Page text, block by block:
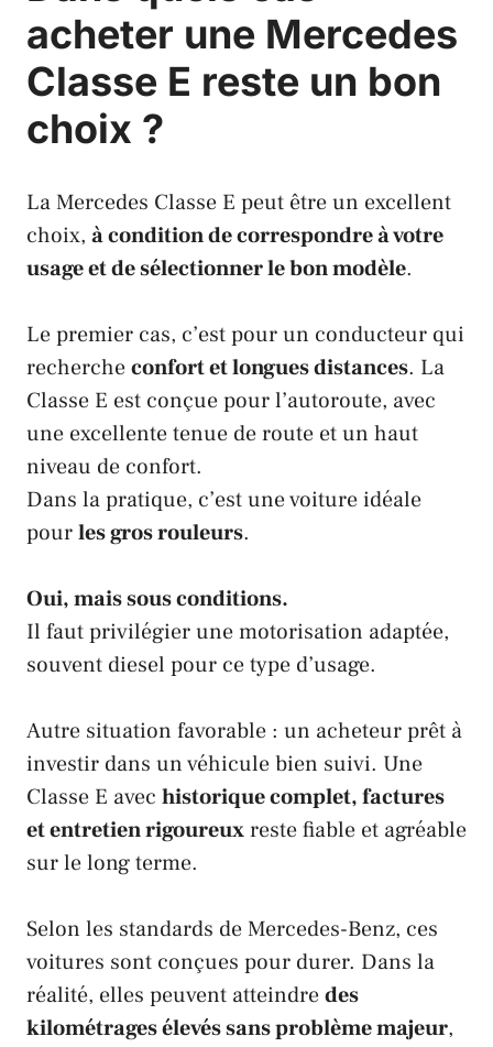
acheter une Mercedes
Classe E reste un bon
choix ?
La Mercedes Classe E peut être un excellent
choix, à condition de correspondre à votre
usage et de sélectionner le bon modèle.
Le premier cas, c’est pour un conducteur qui
rechercheconfort et longues distances. La
Classe E est conçue pour l’autoroute, avec
une excellente tenue de route et un haut
niveau de confort.
Dans la pratique, c’est une voiture idéale
pourles gros rouleurs.
Oui, mais sous conditions.
Il faut privilégier une motorisation adaptée,
souvent diesel pour ce type d’usage.
Autre situation favorable : un acheteur prêt à
investir dans un véhicule bien suivi. Une
Classe E avec historique complet, factures
et entretien rigoureuxreste fiable et agréable
sur le long terme.
Selon les standards de Mercedes-Benz, ces
voitures sont conçues pour durer. Dans la
réalité, elles peuvent atteindredes
kilométrages élevés sans problème majeur,